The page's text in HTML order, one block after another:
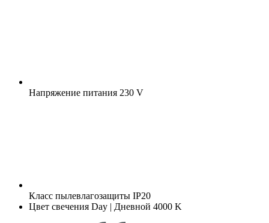
Напряжение питания 230 V
Класс пылевлагозащиты IP20
Цвет свечения Day | Дневной 4000 K